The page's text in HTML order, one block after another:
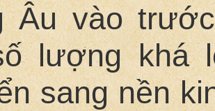
Âu vào
lượng khá
sang nền